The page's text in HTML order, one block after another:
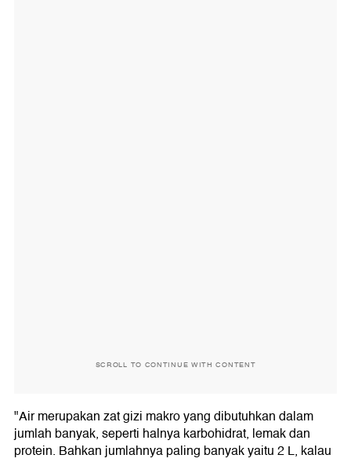
SCROLL TO CONTINUE WITH CONTENT
"Air merupakan zat gizi makro yang dibutuhkan dalam
jumlah banyak, seperti halnya karbohidrat, lemak dan
protein. Bahkan jumlahnya paling banyak yaitu 2 L, kalau